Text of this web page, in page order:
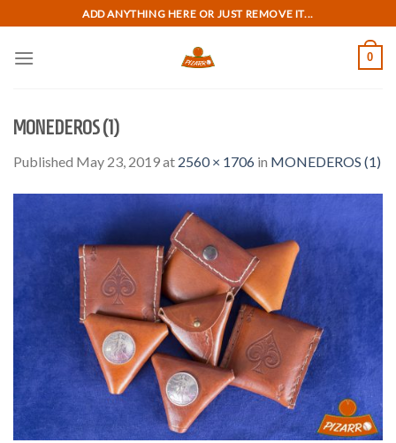
to
content
ADD ANYTHING HERE OR JUST REMOVE IT...
0
MONEDEROS (1)
Published May 23, 2019at 2560 × 1706 in MONEDEROS (1)